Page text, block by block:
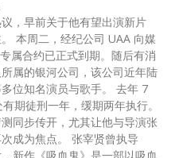
，早前关于他有望出演新片
媒
属合约已正式到期。随后有消
属的银河公司，该公司近年陆
名演员与歌手。 去年 7
期徒刑一年，缓期两年执行。
同步传开，尤其让他与导演张
张宰贤曾执导